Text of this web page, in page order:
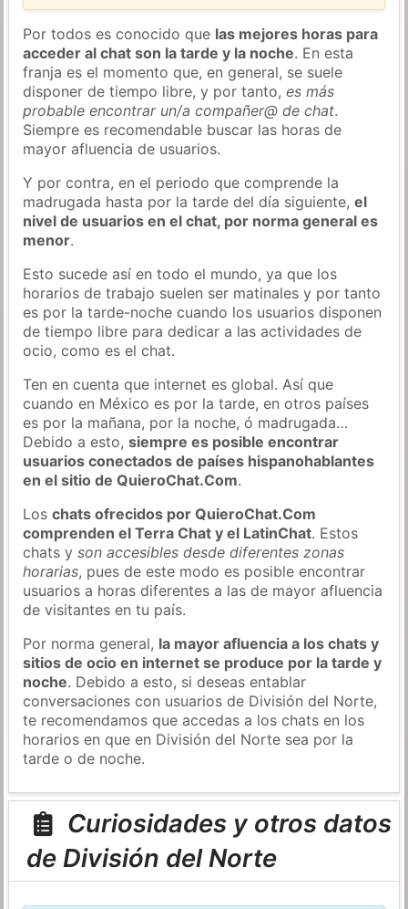
Por todos es conocido que las mejores horas para
acceder al chat son la tarde y la noche. En esta
franja es el momento que, en general, se suele
disponer de tiempo libre, y por tanto,es más
probable encontrar un/a compañer@ de chat.
Siempre es recomendable buscar las horas de
mayor afluencia de usuarios.
Y por contra, en el periodo que comprende la
madrugada hasta por la tarde del día siguiente,el
nivel de usuarios en el chat, por norma general es
menor.
Esto sucede así en todo el mundo, ya que los
horarios de trabajo suelen ser matinales y por tanto
es por la tarde-noche cuando los usuarios disponen
de tiempo libre para dedicar a las actividades de
ocio, como es el chat.
Ten en cuenta que internet es global. Así que
cuando en México es por la tarde, en otros países
es por la mañana, por la noche, ó madrugada…
Debido a esto,siempre es posible encontrar
usuarios conectados de países hispanohablantes
en el sitio de QuieroChat.Com.
Loschats ofrecidos por QuieroChat.Com
comprenden el Terra Chat y el LatinChat. Estos
chats yson accesibles desde diferentes zonas
horarias, pues de este modo es posible encontrar
usuarios a horas diferentes a las de mayor afluencia
de visitantes en tu país.
Por norma general, la mayor afluencia a los chats y
sitios de ocio en internet se produce por la tarde y
noche. Debido a esto, si deseas entablar
conversaciones con usuarios de División del Norte,
te recomendamos que accedas a los chats en los
horarios en que en División del Norte sea por la
tarde o de noche.
Curiosidades y otros datos
de División del Norte